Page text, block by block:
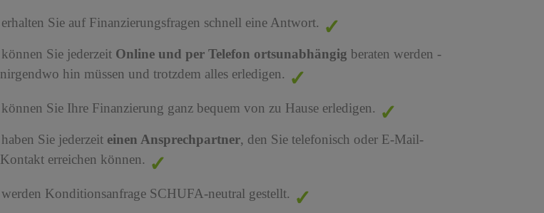
erhalten Sie auf Finanzierungsfragen schnell eine Antwort.
können Sie jederzeit Online und per Telefon ortsunabhängig beraten werden -
nirgendwo hin müssen und trotzdem alles erledigen.
können Sie Ihre Finanzierung ganz bequem von zu Hause erledigen.
haben Sie jederzeit einen Ansprechpartner, den Sie telefonisch oder E-Mail-
Kontakt erreichen können.
werden Konditionsanfrage SCHUFA-neutral gestellt.